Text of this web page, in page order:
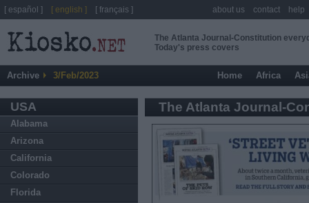
The Atlanta Journal-Constitution
Today's press covers
Archive 3/Feb/2023 Home Africa
USA
Alabama
Arizona
California
Colorado
Florida
The Atlanta Journal-
[ español ] [ english ] [ français ] about us contact help